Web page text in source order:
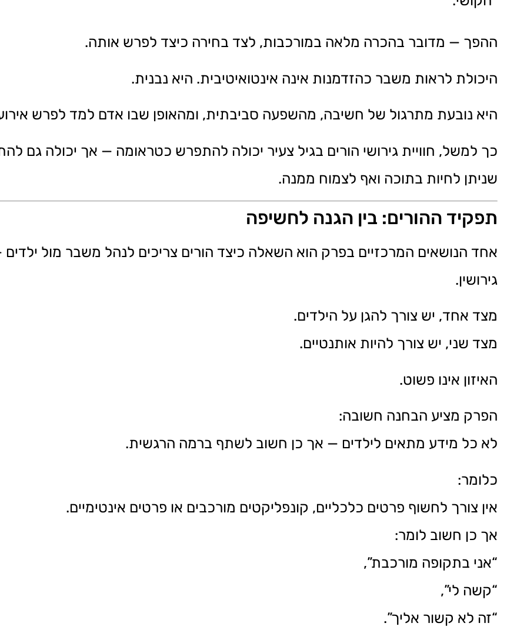
ההפך — מדובר בהכרה מלאה במורכבות, לצד בחירה כיצד לפרש אותה.
היכולת לראות משבר כהזדמנות אינה אינטואיטיבית. היא נבנית.
היא נובעת מתרגול של חשיבה, מהשפעה סביבתית, ומהאופן שבו אדם למד לפרש
כך למשל, חוויית גירושי הורים בגיל צעיר יכולה להתפרש כטראומה — אך יכולה גם
שניתן לחיות בתוכה ואף לצמוח ממנה.
תפקיד ההורים: בין הגנה לחשיפה
אחד הנושאים המרכזיים בפרק הוא השאלה כיצד הורים צריכים לנהל משבר מול
גירושין.
מצד אחד, יש צורך להגן על הילדים.
מצד שני, יש צורך להיות אותנטיים.
האיזון אינו פשוט.
הפרק מציע הבחנה חשובה:
לא כל מידע מתאים לילדים — אך כן חשוב לשתף ברמה הרגשית.
כלומר:
אין צורך לחשוף פרטים כלכליים, קונפליקטים מורכבים או פרטים אינטימיים.
אך כן חשוב לומר:
“אני בתקופה מורכבת”,
“קשה לי”,
“זה לא קשור אליך”.